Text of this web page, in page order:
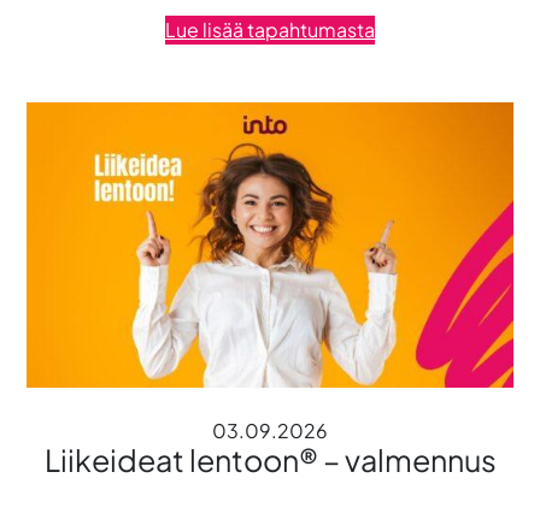
Lue lisää tapahtumasta
03.09.2026
Liikeideat lentoon® – valmennus